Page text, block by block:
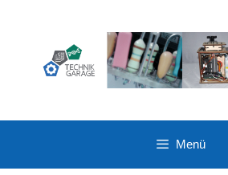
Menü